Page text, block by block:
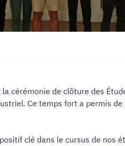
cérémonie de clôture des
Ce temps fort a permis
clé dans le cursus de